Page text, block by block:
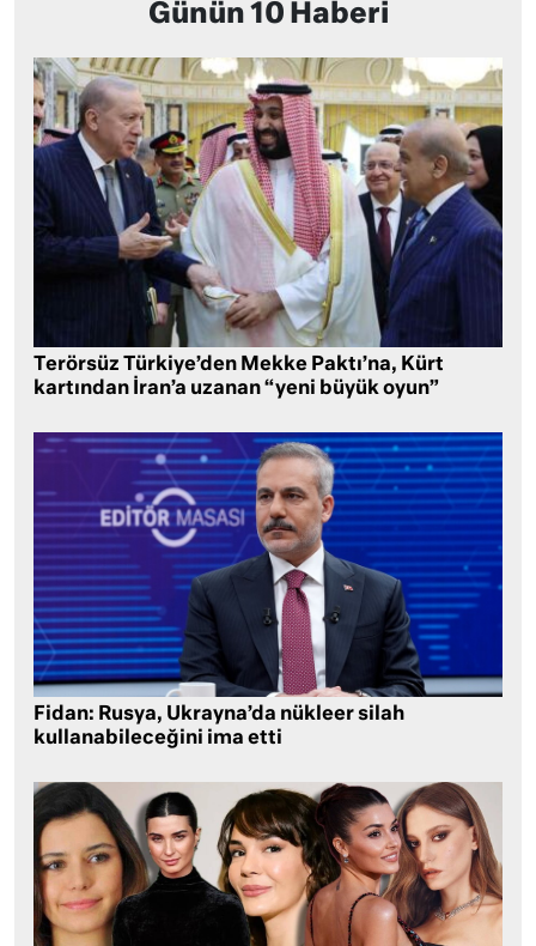
Günün 10 Haberi
Terörsüz Türkiye’den Mekke Paktı’na, Kürt
kartından İran’a uzanan “yeni büyük oyun”
Fidan: Rusya, Ukrayna’da nükleer silah
kullanabileceğini ima etti